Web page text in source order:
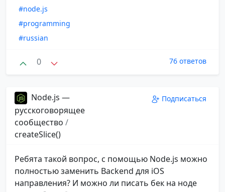
#node.js
#programming
#russian
0 76 ответов
Node.js —
русскоговорящее
сообщество /
createSlice()
Подписаться
Ребята такой вопрос, с помощью Node.js можно
полностью заменить Backend для iOS
направления? И можно ли писать бек на ноде